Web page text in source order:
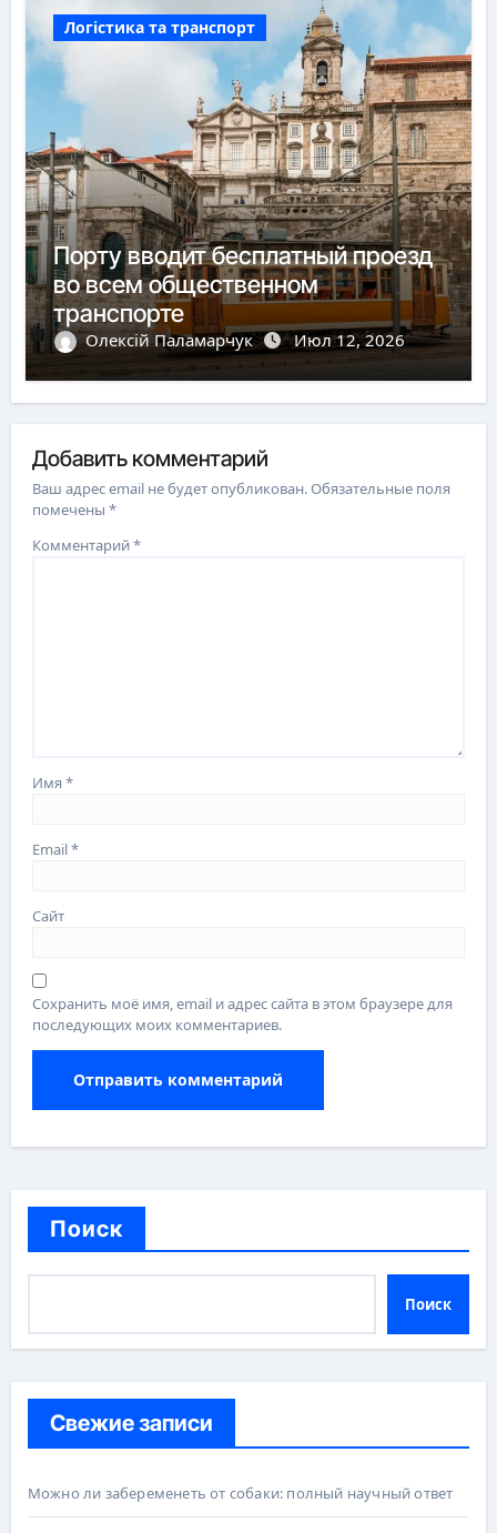
Логістика та транспорт
Порту вводит бесплатный проезд
во всем общественном
транспорте
Олексій Паламарчук Июл 12, 2026
Добавить комментарий
Ваш адрес email не будет опубликован.Обязательные поля
помечены*
Комментарий*
Имя*
Email*
Сайт
Сохранить моё имя, email и адрес сайта в этом браузере для
последующих моих комментариев.
Поиск
Поиск
Свежие записи
Можно ли забеременеть от собаки: полный научный ответ